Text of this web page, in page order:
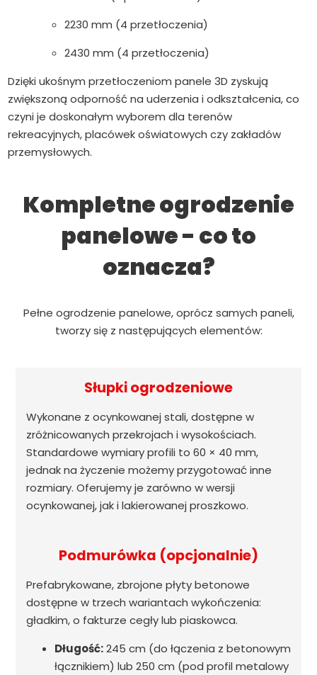
2230 mm (4 przetłoczenia)
2430 mm (4 przetłoczenia)
Dzięki ukośnym przetłoczeniom panele 3D zyskują
zwiększoną odporność na uderzenia i odkształcenia, co
czyni je doskonałym wyborem dla terenów
rekreacyjnych, placówek oświatowych czy zakładów
przemysłowych.
Kompletne ogrodzenie
panelowe - co to
oznacza?
Pełne ogrodzenie panelowe, oprócz samych paneli,
tworzy się z następujących elementów:
Słupki ogrodzeniowe
Wykonane z ocynkowanej stali, dostępne w
zróżnicowanych przekrojach i wysokościach.
Standardowe wymiary profili to 60 × 40 mm,
jednak na życzenie możemy przygotować inne
rozmiary. Oferujemy je zarówno w wersji
ocynkowanej, jak i lakierowanej proszkowo.
Podmurówka (opcjonalnie)
Prefabrykowane, zbrojone płyty betonowe
dostępne w trzech wariantach wykończenia:
gładkim, o fakturze cegły lub piaskowca.
Długość:245 cm (do łączenia z betonowym
łącznikiem) lub 250 cm (pod profil metalowy